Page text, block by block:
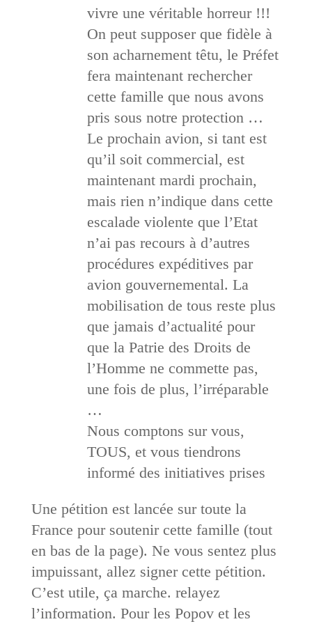
vivre une véritable horreur !!!
On peut supposer que fidèle à
son acharnement têtu, le Préfet
fera maintenant rechercher
cette famille que nous avons
pris sous notre protection …
Le prochain avion, si tant est
qu’il soit commercial, est
maintenant mardi prochain,
mais rien n’indique dans cette
escalade violente que l’Etat
n’ai pas recours à d’autres
procédures expéditives par
avion gouvernemental. La
mobilisation de tous reste plus
que jamais d’actualité pour
que la Patrie des Droits de
l’Homme ne commette pas,
une fois de plus, l’irréparable
…
Nous comptons sur vous,
TOUS, et vous tiendrons
informé des initiatives prises
Une pétition est lancée sur toute la
France pour soutenir cette famille (tout
en bas de la page). Ne vous sentez plus
impuissant, allez signer cette pétition.
C’est utile, ça marche. relayez
l’information. Pour les Popov et les